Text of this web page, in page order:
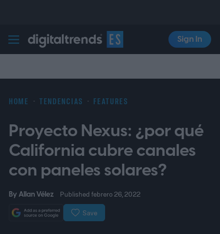
Digital Trends Español
Sign In
HOME TENDENCIAS FEATURES
Proyecto Nexus: ¿por qué
California cubre canales
con paneles solares?
ByAllan Vélez Published febrero 26, 2022
Save